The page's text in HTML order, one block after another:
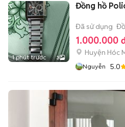
1 phút trước 3
Đồng hồ
Đã sử dụng
1.000.000
Huyện Hóc
Nguyễn 5.0